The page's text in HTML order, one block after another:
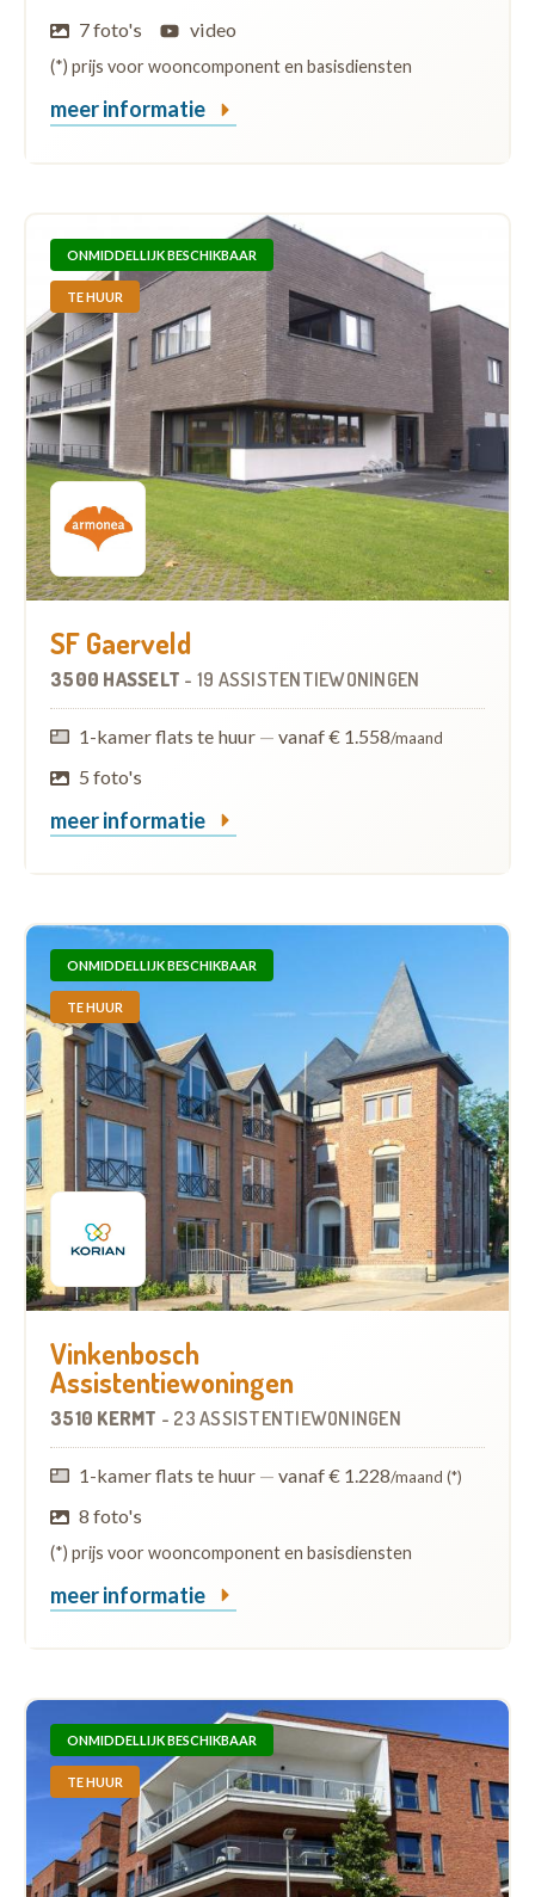
7 foto's video
(*) prijs voor wooncomponent en basisdiensten
meer informatie
ONMIDDELLIJK BESCHIKBAAR
TE HUUR
SF Gaerveld
3500 HASSELT - 19 ASSISTENTIEWONINGEN
1-kamer flats te huur — vanaf € 1.558/maand
5 foto's
meer informatie
ONMIDDELLIJK BESCHIKBAAR
TE HUUR
Vinkenbosch
Assistentiewoningen
3510 KERMT - 23 ASSISTENTIEWONINGEN
1-kamer flats te huur — vanaf € 1.228/maand (*)
8 foto's
(*) prijs voor wooncomponent en basisdiensten
meer informatie
ONMIDDELLIJK BESCHIKBAAR
TE HUUR